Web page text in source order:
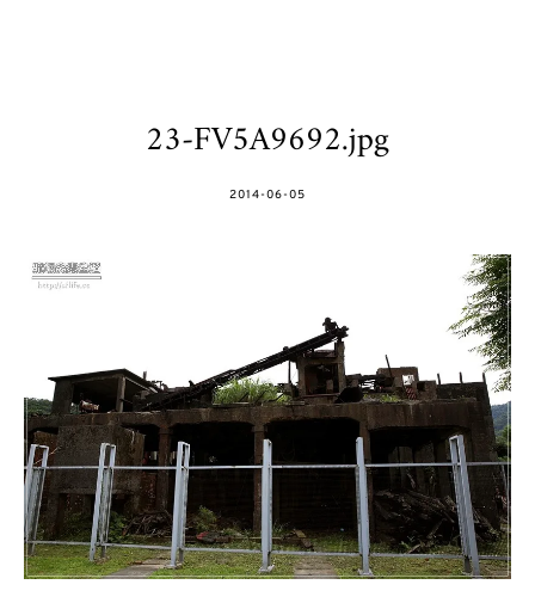
23-FV5A9692.jpg
POSTED
2014-06-05